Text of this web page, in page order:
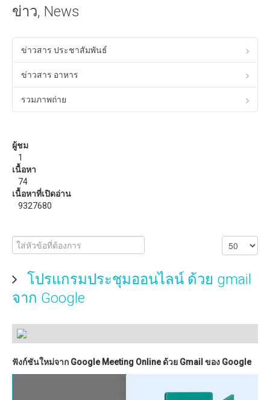
ทำ SEO ให้ติดหน้าแรกของ Google
ควมรู้พื้อนฐานทางด้าน HTML
Tips! ดีๆสำหรับคุณ
Tips Windows XP
ดาวน์โหลด
eBooks หรือหนังสือน่าอ่าน
ข่าว, News
ข่าวสาร ประชาสัมพันธ์
ข่าวสาร อาหาร
รวมภาพถ่าย
ผู้ชม
1
เนื้อหา
74
เนื้อหาที่เปิดอ่าน
9327680
โปรแกรมประชุมออนไลน์ ด้วย gmail
จาก Google
ฟังก์ชันใหม่จาก Google Meeting Online ด้วย Gmail ของ Google